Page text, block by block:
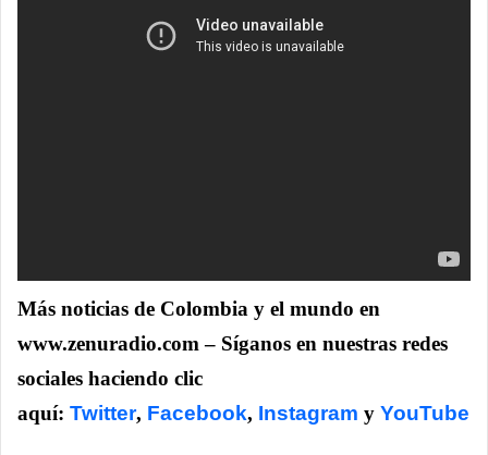
Más noticias de Colombia y el mundo en
www.zenuradio.com – Síganos en nuestras redes
sociales haciendo clic
aquí: Twitter, Facebook, Instagram y YouTube